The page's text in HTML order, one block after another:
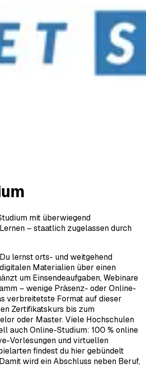
mit überwiegend
– staatlich zugelassen durch
lernst orts- und weitgehend
Materialien über einen
um Einsendeaufgaben, Webinare
– wenige Präsenz- oder Online-
verbreitetste Format auf dieser
Zertifikatskurs bis zum
oder Master. Viele Hochschulen
auch Online-Studium: 100 % online
Vorlesungen und virtuellen
findest du hier gebündelt
wird ein Abschluss neben Beruf,